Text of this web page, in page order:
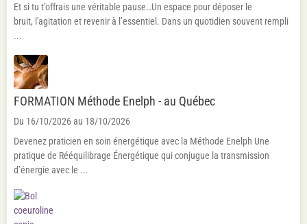
Et si tu t’offrais une véritable pause…Un espace pour déposer le
bruit, l'agitation et revenir à l’essentiel. Dans un quotidien souvent rempli
...
FORMATION Méthode Enelph - au Québec
Du 16/10/2026au 18/10/2026
Devenez praticien en soin énergétique avec la Méthode Enelph Une
pratique de Rééquilibrage Énergétique qui conjugue la transmission
d’énergie avec le ...